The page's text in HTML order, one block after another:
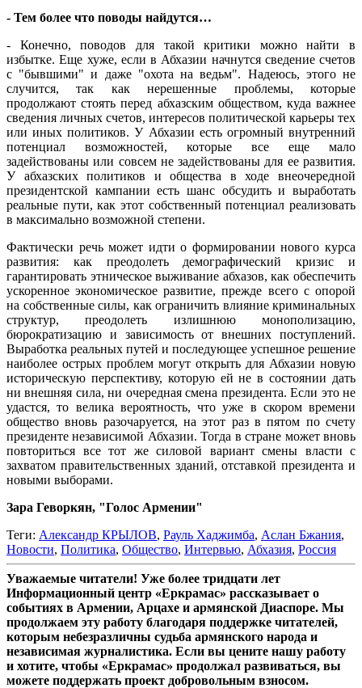
- Тем более что поводы найдутся…
- Конечно, поводов для такой критики можно найти в
избытке. Еще хуже, если в Абхазии начнутся сведение счетов
с "бывшими" и даже "охота на ведьм". Надеюсь, этого не
случится, так как нерешенные проблемы, которые
продолжают стоять перед абхазским обществом, куда важнее
сведения личных счетов, интересов политической карьеры тех
или иных политиков. У Абхазии есть огромный внутренний
потенциал возможностей, которые все еще мало
задействованы или совсем не задействованы для ее развития.
У абхазских политиков и общества в ходе внеочередной
президентской кампании есть шанс обсудить и выработать
реальные пути, как этот собственный потенциал реализовать
в максимально возможной степени.
Фактически речь может идти о формировании нового курса
развития: как преодолеть демографический кризис и
гарантировать этническое выживание абхазов, как обеспечить
ускоренное экономическое развитие, прежде всего с опорой
на собственные силы, как ограничить влияние криминальных
структур, преодолеть излишнюю монополизацию,
бюрократизацию и зависимость от внешних поступлений.
Выработка реальных путей и последующее успешное решение
наиболее острых проблем могут открыть для Абхазии новую
историческую перспективу, которую ей не в состоянии дать
ни внешняя сила, ни очередная смена президента. Если это не
удастся, то велика вероятность, что уже в скором времени
общество вновь разочаруется, на этот раз в пятом по счету
президенте независимой Абхазии. Тогда в стране может вновь
повториться все тот же силовой вариант смены власти с
захватом правительственных зданий, отставкой президента и
новыми выборами.
Зара Геворкян, "Голос Армении"
Теги: Александр КРЫЛОВ, Рауль Хаджимба, Аслан Бжания,
Новости, Политика, Общество, Интервью, Абхазия, Россия
Уважаемые читатели! Уже более тридцати лет
Информационный центр «Еркрамас» рассказывает о
событиях в Армении, Арцахе и армянской Диаспоре. Мы
продолжаем эту работу благодаря поддержке читателей,
которым небезразличны судьба армянского народа и
независимая журналистика. Если вы цените нашу работу
и хотите, чтобы «Еркрамас» продолжал развиваться, вы
можете поддержать проект добровольным взносом.